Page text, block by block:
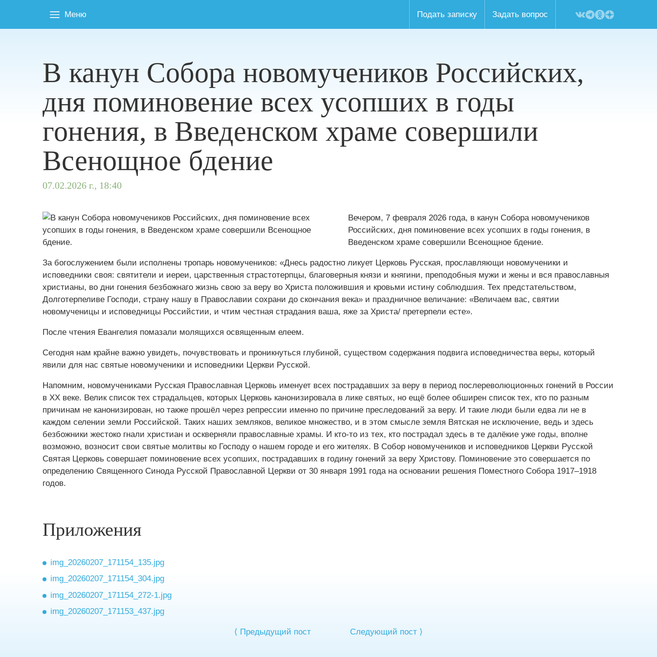
Меню Подать записку Задать вопрос
В канун Собора новомучеников Российских,
дня поминовение всех усопших в годы
гонения, в Введенском храме совершили
Всенощное бдение
07.02.2026 г., 18:40
Вечером, 7 февраля 2026 года, в канун Собора новомучеников
Российских, дня поминовение всех усопших в годы гонения, в
Введенском храме совершили Всенощное бдение.
За богослужением были исполнены тропарь новомучеников: «Днесь ра‌достно лику‌ет Це‌рковь Ру‌сская, прославля‌ющи новому‌ченики и
испове‌дники своя‌: святи‌тели и иере‌и, ца‌рственныя страстоте‌рпцы, благове‌рныя кня‌зи и княги‌ни, преподо‌бныя му‌жи и жены‌ и вся правосла‌вныя
христиа‌ны, во дни гоне‌ния безбо‌жнаго жизнь свою‌ за ве‌ру во Христа‌ положи‌вшия и кровьми‌ и‌стину соблю‌дшия. Тех предста‌тельством,
Долготерпели‌ве Господи, страну‌ на‌шу в Правосла‌вии сохрани‌ до сконча‌ния ве‌ка» и праздничное величание: «Велича‌ем вас, святи‌и
новому‌ченицы и испове‌дницы Росси‌йстии, и чтим честна‌я страда‌ния ва‌ша, я‌же за Христа‌/ претерпе‌ли есте‌».
После чтения Евангелия помазали молящихся освященным елеем.
Сегодня нам крайне важно увидеть, почувствовать и проникнуться глубиной, существом содержания подвига исповедничества веры, который
явили для нас святые новомученики и исповедники Церкви Русской.
Напомним, новомучениками Русская Православная Церковь именует всех пострадавших за веру в период послереволюционных гонений в России
в ХХ веке. Велик список тех страдальцев, которых Церковь канонизировала в лике святых, но ещё более обширен список тех, кто по разным
причинам не канонизирован, но также прошёл через репрессии именно по причине преследований за веру. И такие люди были едва ли не в
каждом селении земли Российской. Таких наших земляков, великое множество, и в этом смысле земля Вятская не исключение, ведь и здесь
безбожники жестоко гнали христиан и оскверняли православные храмы. И кто-то из тех, кто пострадал здесь в те далёкие уже годы, вполне
возможно, возносит свои святые молитвы ко Господу о нашем городе и его жителях. В Собор новомучеников и исповедников Церкви Русской
Святая Церковь совершает поминовение всех усопших, пострадавших в годину гонений за веру Христову. Поминовение это совершается по
определению Священного Синода Русской Православной Церкви от 30 января 1991 года на основании решения Поместного Собора 1917–1918
годов.
Приложения
img_20260207_171154_135.jpg
img_20260207_171154_304.jpg
img_20260207_171154_272-1.jpg
img_20260207_171153_437.jpg
⟨ Предыдущий пост Следующий пост ⟩